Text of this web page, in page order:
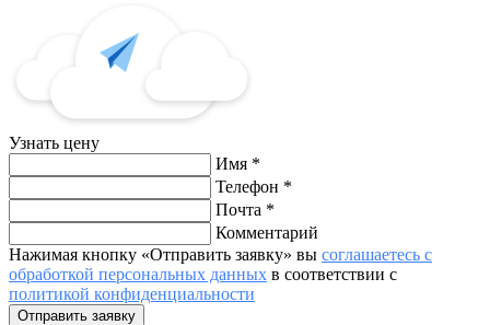
Узнать цену
Имя *
Телефон *
Почта *
Комментарий
Нажимая кнопку «Отправить заявку» вы соглашаетесь с
обработкой персональных данных в соответствии с
политикой конфиденциальности